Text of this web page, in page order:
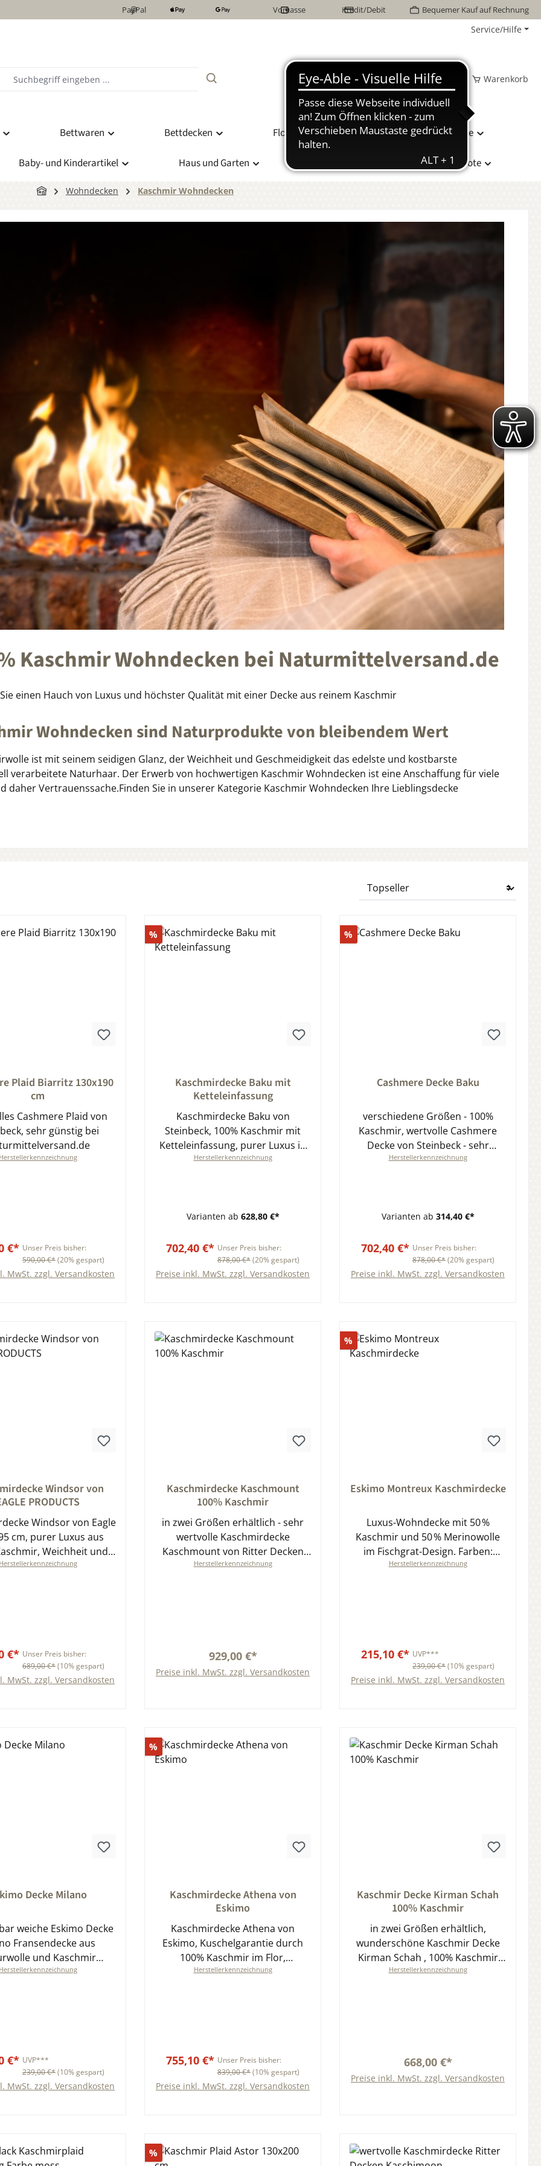
PayPal Vorkasse Kredit/Debit Bequemer Kauf auf Rechnung
Service/Hilfe
Wunschzettel Mein Konto Warenkorb
Bettwaren Bettdecken Flor Naturhaarbetten Bettwäsche
Baby- und Kinderartikel Haus und Garten Sonderangebote
Wohndecken Kaschmir Wohndecken
Kaschmir Wohndecken bei Naturmittelversand.de
einen Hauch von Luxus und höchster Qualität mit einer Decke aus reinem Kaschmir
Wohndecken sind Naturprodukte von bleibendem Wert
ist mit seinem seidigen Glanz, der Weichheit und Geschmeidigkeit das edelste und kostbarste
verarbeitete Naturhaar. Der Erwerb von hochwertigen Kaschmir Wohndecken ist eine Anschaffung für viele
daher Vertrauenssache.Finden Sie in unserer Kategorie Kaschmir Wohndecken Ihre Lieblingsdecke
Bewertung von 0 von 5 Sternen
Plaid Biarritz 130x190
cm
Cashmere Plaid von
sehr günstig bei
Herstellerkennzeichnung
€* Unser Preis bisher:
590,00 €*(20% gespart)
MwSt. zzgl. Versandkosten
% Rabatt
Durchschnittliche Bewertung von 0 von 5 Sternen
Kaschmirdecke Baku mit
Ketteleinfassung
Kaschmirdecke Baku von
Steinbeck, 100% Kaschmir mit
Ketteleinfassung, purer Luxus in
verschiedenen Größen
Herstellerkennzeichnung
Varianten ab 628,80 €*
702,40 €* Unser Preis bisher:
878,00 €*(20% gespart)
Preise inkl. MwSt. zzgl. Versandkosten
% Rabatt
Durchschnittliche Bewertung von 0 von 5
Cashmere Decke Baku
verschiedene Größen - 100%
Kaschmir, wertvolle Cashmere
Decke von Steinbeck - sehr
günstig bei Naturmittelversand.de
Herstellerkennzeichnung
Varianten ab 314,40 €*
702,40 €* Unser Preis bisher:
878,00 €*(20% gespart)
Preise inkl. MwSt. zzgl. Versandkosten
Bewertung von 0 von 5 Sternen
Windsor von
PRODUCTS
Windsor von Eagle
cm, purer Luxus aus
Weichheit und
ohne Kompromisse
Herstellerkennzeichnung
€* Unser Preis bisher:
689,00 €*(10% gespart)
MwSt. zzgl. Versandkosten
Durchschnittliche Bewertung von 0 von 5 Sternen
Kaschmirdecke Kaschmount
100% Kaschmir
in zwei Größen erhältlich - sehr
wertvolle Kaschmirdecke
Kaschmount von Ritter Decken
bei Naturmittelversand.de
Herstellerkennzeichnung
929,00 €*
Preise inkl. MwSt. zzgl. Versandkosten
% Rabatt
Durchschnittliche Bewertung von 0 von 5
Eskimo Montreux Kaschmirdecke
Luxus-Wohndecke mit 50 %
Kaschmir und 50 % Merinowolle
im Fischgrat-Design. Farben:
anthrazit oder fango.
Herstellerkennzeichnung
215,10 €* UVP***
239,00 €*(10% gespart)
Preise inkl. MwSt. zzgl. Versandkosten
Bewertung von 0 von 5 Sternen
Decke Milano
weiche Eskimo Decke
Fransendecke aus
und Kaschmir
130x200 cm
Herstellerkennzeichnung
€* UVP***
239,00 €*(10% gespart)
MwSt. zzgl. Versandkosten
% Rabatt
Durchschnittliche Bewertung von 0 von 5 Sternen
Kaschmirdecke Athena von
Eskimo
Kaschmirdecke Athena von
Eskimo, Kuschelgarantie durch
100% Kaschmir im Flor,
verschiedene Größen und Farben
Herstellerkennzeichnung
755,10 €* Unser Preis bisher:
839,00 €*(10% gespart)
Preise inkl. MwSt. zzgl. Versandkosten
Durchschnittliche Bewertung von 0 von 5
Kaschmir Decke Kirman Schah
100% Kaschmir
in zwei Größen erhältlich,
wunderschöne Kaschmir Decke
Kirman Schah , 100% Kaschmir
auf Schurwollkette
Herstellerkennzeichnung
668,00 €*
Preise inkl. MwSt. zzgl. Versandkosten
% Rabatt